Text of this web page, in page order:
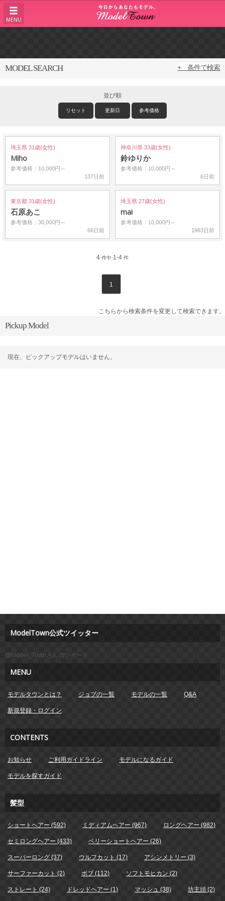
MENU
MODEL SEARCH + 条件で検索
並び順
リセット 更新日 参考価格
埼玉県 31歳(女性)
Miho
参考価格：10,000円～
137日前
神奈川県 33歳(女性)
鈴ゆりか
参考価格：10,000円～
6日前
東京都 31歳(女性)
石原あこ
参考価格：30,000円～
66日前
埼玉県 27歳(女性)
mai
参考価格：10,000円～
1963日前
4 件中 1-4 件
1
こちらから検索条件を変更して検索できます。
Pickup Model
現在、ピックアップモデルはいません。
ModelTown公式ツイッター
@Model_Townさんのツイート
MENU
モデルタウンとは？ ジョブの一覧 モデルの一覧 Q&A
新規登録・ログイン
CONTENTS
お知らせ ご利用ガイドライン モデルになるガイド
モデルを探すガイド
髪型
ショートヘアー (592) ミディアムヘアー (967) ロングヘアー (982)
セミロングヘアー (433) ベリーショートヘアー (26)
スーパーロング (37) ウルフカット (17) アシンメトリー (3)
サーファーカット (2) ボブ (112) ソフトモヒカン (2)
ストレート (24) ドレッドヘアー (1) マッシュ (38) 坊主頭 (2)